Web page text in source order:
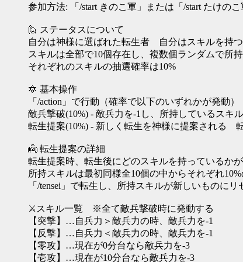
参加方法: 「/start きのこ軍」または「/start たけの
🙋 ステータスについて
自分は神様に選ばれた転生者 自分はスキルを持つ
スキルは全部で10個存在し、複数個ランダムで所
それぞれのスキルの抽選確率は10%
🔯 基本操作
「/action」で行動（確率で以下のいずれかが発動）
敵兵撃破(10%) - 敵兵力を-1し、所持しているスキ
転生提案(10%) - 新しく転生を神様に提案される
👼 転生提案の詳細
転生提案時、転生後にどのスキルを持っているか
所持スキルは最初同様全10個の中からそれぞれ
「/tensei」で転生し、所持スキルが新しいものにリ
⚔️スキル一覧 ※全て敵兵撃破時に発動する
【突撃】…自兵力＞敵兵力の時、敵兵力を-1
【反撃】…自兵力＜敵兵力の時、敵兵力を-1
【零攻】…現在が0分台なら敵兵力を-3
【壱攻】…現在が10分台なら敵兵力を-3